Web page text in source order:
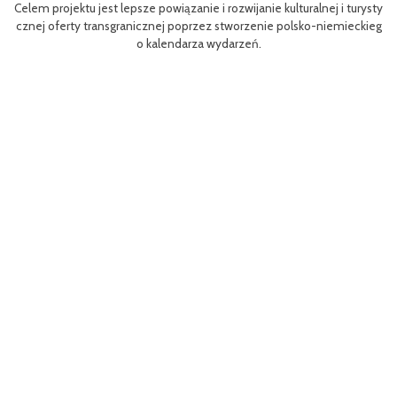
jest lepsze powiązanie i rozwijanie kulturalnej i turysty
poprzez stworzenie polsko-niemieckieg
o kalendarza wydarzeń.
Efektem
m rowerów